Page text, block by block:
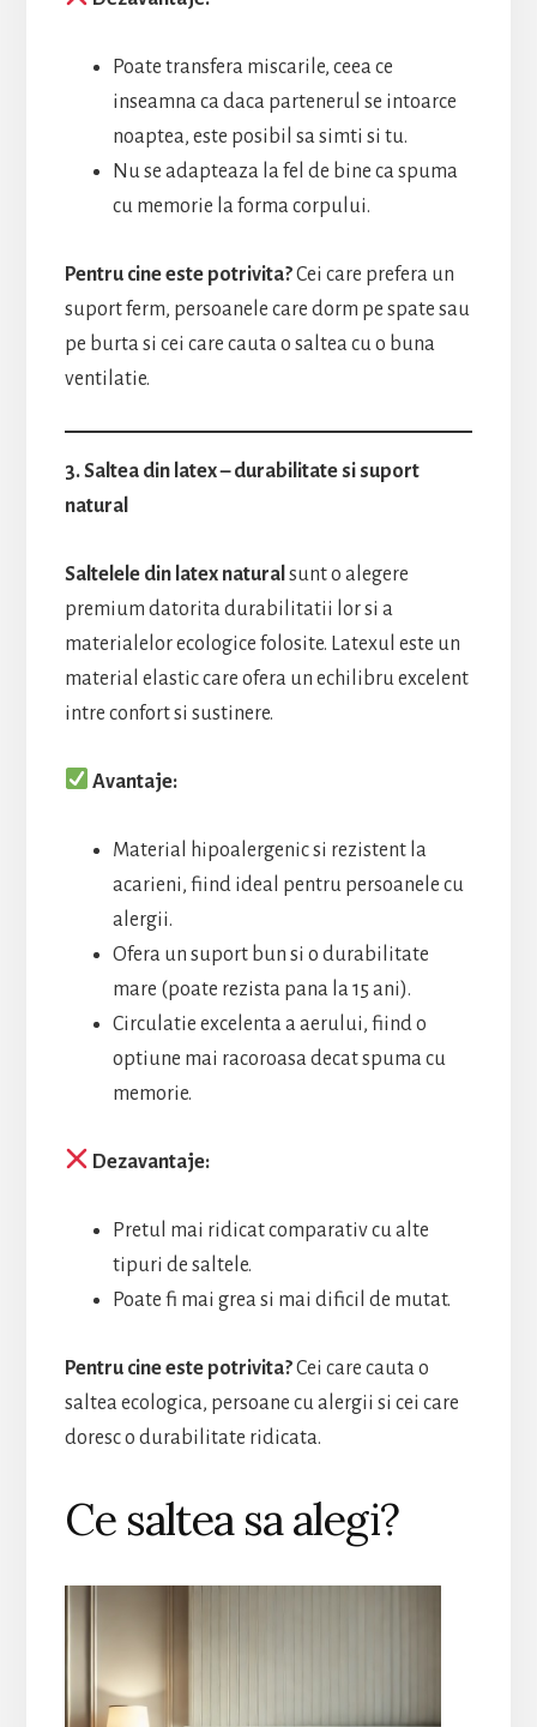
Poate transfera miscarile, ceea ce
inseamna ca daca partenerul se intoarce
noaptea, este posibil sa simti si tu.
Nu se adapteaza la fel de bine ca spuma
cu memorie la forma corpului.
Pentru cine este potrivita?Cei care prefera un
suport ferm, persoanele care dorm pe spate sau
pe burta si cei care cauta o saltea cu o buna
ventilatie.
3. Saltea din latex – durabilitate si suport
natural
Saltelele din latex natural sunt o alegere
premium datorita durabilitatii lor si a
materialelor ecologice folosite. Latexul este un
material elastic care ofera un echilibru excelent
intre confort si sustinere.
Avantaje:
Material hipoalergenic si rezistent la
acarieni, fiind ideal pentru persoanele cu
alergii.
Ofera un suport bun si o durabilitate
mare (poate rezista pana la 15 ani).
Circulatie excelenta a aerului, fiind o
optiune mai racoroasa decat spuma cu
memorie.
Dezavantaje:
Pretul mai ridicat comparativ cu alte
tipuri de saltele.
Poate fi mai grea si mai dificil de mutat.
Pentru cine este potrivita?Cei care cauta o
saltea ecologica, persoane cu alergii si cei care
doresc o durabilitate ridicata.
Ce saltea sa alegi?